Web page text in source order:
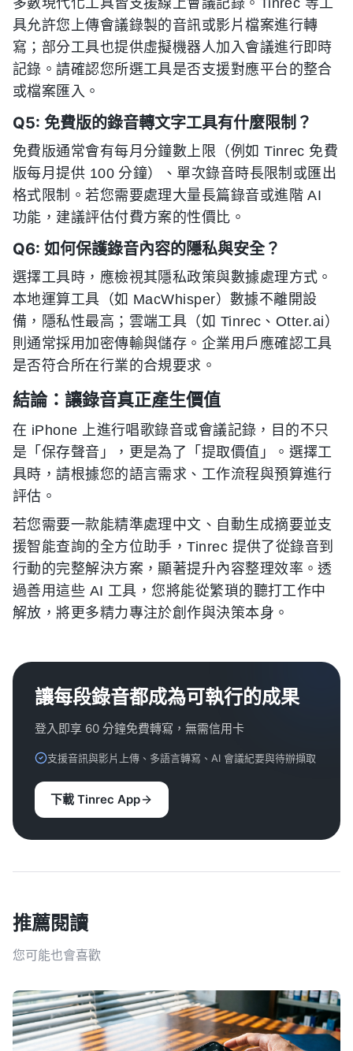
具允許您上傳會議錄製的音訊或影片檔案進行轉
寫；部分工具也提供虛擬機器人加入會議進行即時
記錄。請確認您所選工具是否支援對應平台的整合
或檔案匯入。
Q5: 免費版的錄音轉文字工具有什麼限制？
免費版通常會有每月分鐘數上限（例如 Tinrec 免費
版每月提供 100 分鐘）、單次錄音時長限制或匯出
格式限制。若您需要處理大量長篇錄音或進階 AI
功能，建議評估付費方案的性價比。
Q6: 如何保護錄音內容的隱私與安全？
選擇工具時，應檢視其隱私政策與數據處理方式。
本地運算工具（如 MacWhisper）數據不離開設
備，隱私性最高；雲端工具（如 Tinrec、Otter.ai）
則通常採用加密傳輸與儲存。企業用戶應確認工具
是否符合所在行業的合規要求。
結論：讓錄音真正產生價值
在 iPhone 上進行唱歌錄音或會議記錄，目的不只
是「保存聲音」，更是為了「提取價值」。選擇工
具時，請根據您的語言需求、工作流程與預算進行
評估。
若您需要一款能精準處理中文、自動生成摘要並支
援智能查詢的全方位助手，Tinrec 提供了從錄音到
行動的完整解決方案，顯著提升內容整理效率。透
過善用這些 AI 工具，您將能從繁瑣的聽打工作中
解放，將更多精力專注於創作與決策本身。
讓每段錄音都成為可執行的成果
登入即享 60 分鐘免費轉寫，無需信用卡
支援音訊與影片上傳、多語言轉寫、AI 會議紀要與待辦擷取
下載 Tinrec App
推薦閱讀
您可能也會喜歡